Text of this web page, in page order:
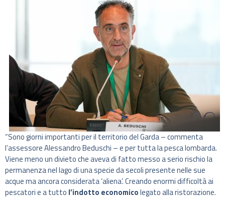
“Sono giorni importanti per il territorio del Garda – commenta
l’assessore Alessandro Beduschi – e per tutta la pesca lombarda.
Viene meno un divieto che aveva di fatto messo a serio rischio la
permanenza nel lago di una specie da secoli presente nelle sue
acque ma ancora considerata ‘aliena’. Creando enormi difficoltà ai
pescatori e a tutto l’indotto economicolegato alla ristorazione.